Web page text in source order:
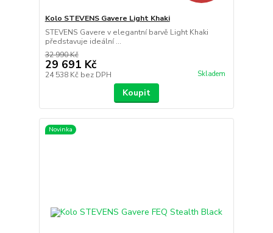
Kolo STEVENS Gavere Light Khaki
STEVENS Gavere v elegantní barvě Light Khaki
představuje ideální ...
32 990 Kč
29 691 Kč
24 538 Kč bez DPH Skladem
Koupit
Novinka